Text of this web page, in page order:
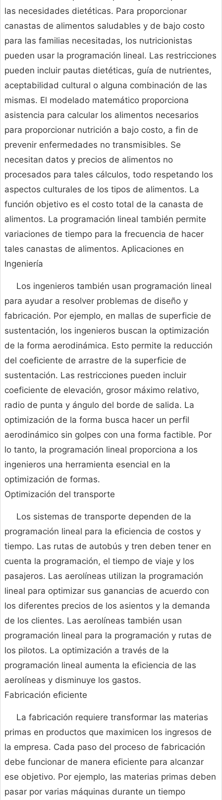
las necesidades dietéticas. Para proporcionar
canastas de alimentos saludables y de bajo costo
para las familias necesitadas, los nutricionistas
pueden usar la programación lineal. Las restricciones
pueden incluir pautas dietéticas, guía de nutrientes,
aceptabilidad cultural o alguna combinación de las
mismas. El modelado matemático proporciona
asistencia para calcular los alimentos necesarios
para proporcionar nutrición a bajo costo, a fin de
prevenir enfermedades no transmisibles. Se
necesitan datos y precios de alimentos no
procesados para tales cálculos, todo respetando los
aspectos culturales de los tipos de alimentos. La
función objetivo es el costo total de la canasta de
alimentos. La programación lineal también permite
variaciones de tiempo para la frecuencia de hacer
tales canastas de alimentos. Aplicaciones en
Ingeniería
Los ingenieros también usan programación lineal
para ayudar a resolver problemas de diseño y
fabricación. Por ejemplo, en mallas de superficie de
sustentación, los ingenieros buscan la optimización
de la forma aerodinámica. Esto permite la reducción
del coeficiente de arrastre de la superficie de
sustentación. Las restricciones pueden incluir
coeficiente de elevación, grosor máximo relativo,
radio de punta y ángulo del borde de salida. La
optimización de la forma busca hacer un perfil
aerodinámico sin golpes con una forma factible. Por
lo tanto, la programación lineal proporciona a los
ingenieros una herramienta esencial en la
optimización de formas.
Optimización del transporte
Los sistemas de transporte dependen de la
programación lineal para la eficiencia de costos y
tiempo. Las rutas de autobús y tren deben tener en
cuenta la programación, el tiempo de viaje y los
pasajeros. Las aerolíneas utilizan la programación
lineal para optimizar sus ganancias de acuerdo con
los diferentes precios de los asientos y la demanda
de los clientes. Las aerolíneas también usan
programación lineal para la programación y rutas de
los pilotos. La optimización a través de la
programación lineal aumenta la eficiencia de las
aerolíneas y disminuye los gastos.
Fabricación eficiente
La fabricación requiere transformar las materias
primas en productos que maximicen los ingresos de
la empresa. Cada paso del proceso de fabricación
debe funcionar de manera eficiente para alcanzar
ese objetivo. Por ejemplo, las materias primas deben
pasar por varias máquinas durante un tiempo